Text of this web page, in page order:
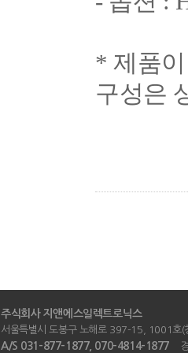
* 제품
구성은
주식회사 지앤에스일렉트로닉스
서울특별시 도봉구 노해로 397-15,
A/S 031-877-1877, 070-4814-1877경